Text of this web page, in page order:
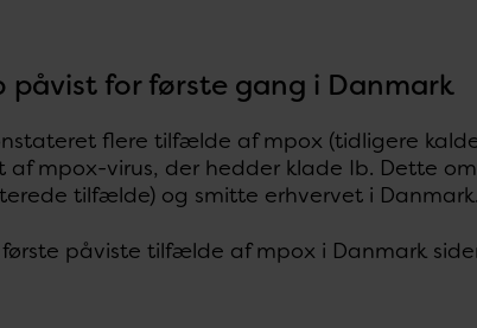
for første gang i Danmark
flere tilfælde af mpox (tidligere
af mpox-virus, der hedder klade Ib. Dette
tilfælde) og smitte erhvervet i Danmark.
påviste tilfælde af mpox i Danmark